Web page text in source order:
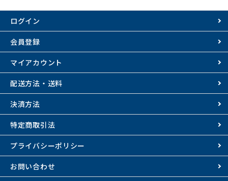
ログイン
会員登録
マイアカウント
配送方法・送料
決済方法
特定商取引法
プライバシーポリシー
お問い合わせ